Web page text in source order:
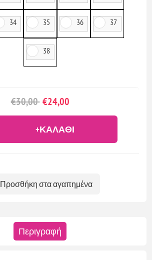
34 35 36 37
38
€30,00 €24,00
+ΚΑΛΆΘΙ
Προσθήκη στα αγαπημένα
Περιγραφή